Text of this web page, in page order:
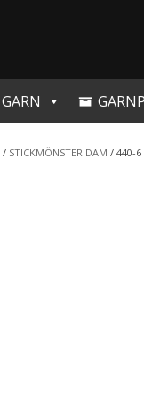
GARN
/ STICKMÖNSTER DAM / 440-6